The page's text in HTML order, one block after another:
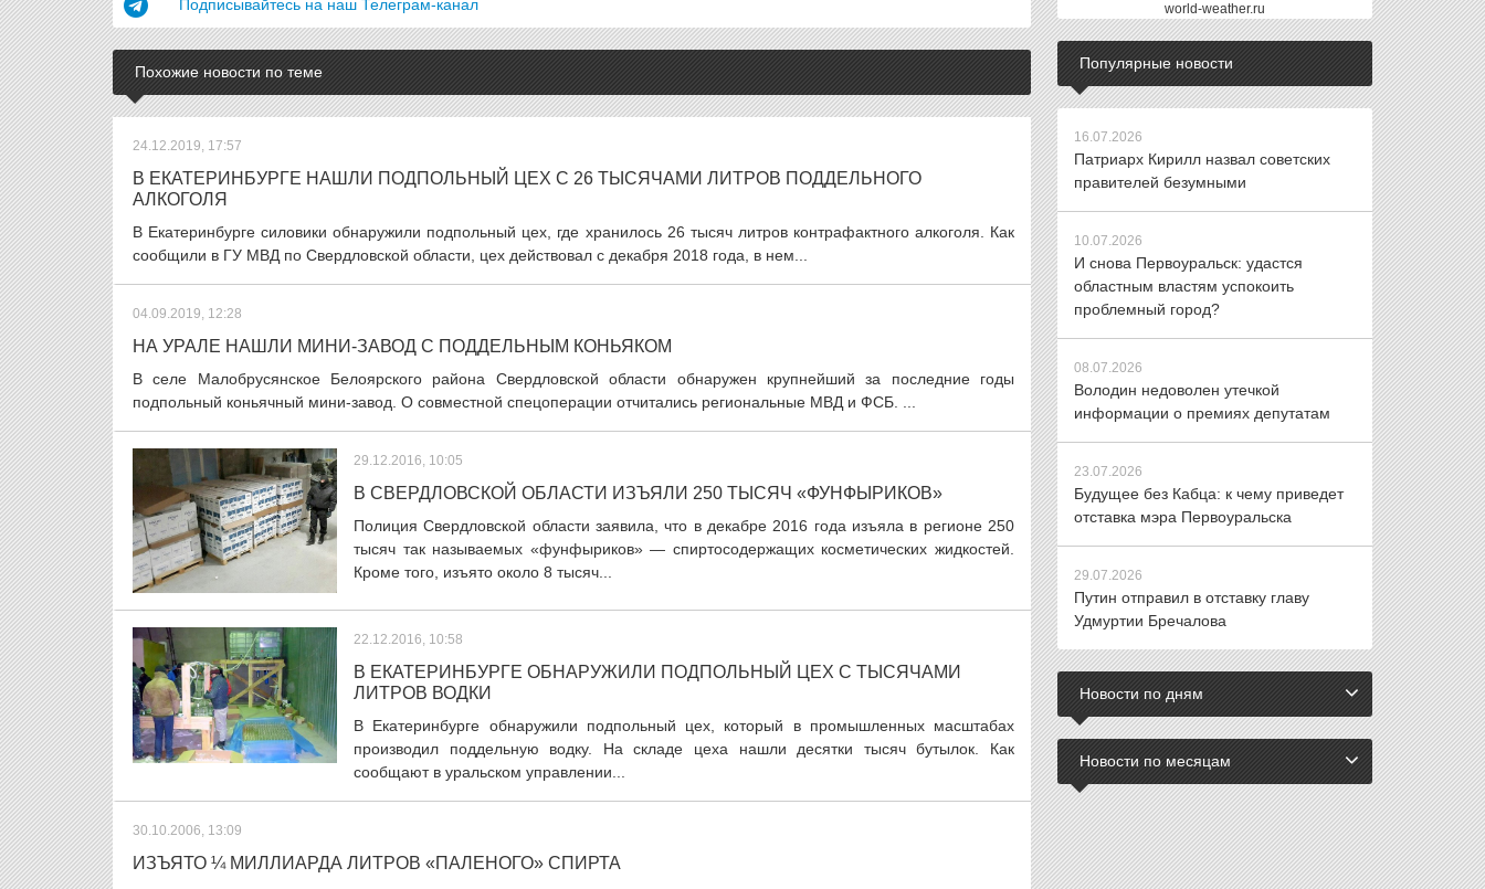
Подписывайтесь на наш Телеграм-канал
Похожие новости по теме
24.12.2019, 17:57
В ЕКАТЕРИНБУРГЕ НАШЛИ ПОДПОЛЬНЫЙ ЦЕХ С 26 ТЫСЯЧАМИ ЛИТРОВ ПОДДЕЛЬНОГО
АЛКОГОЛЯ
В Екатеринбурге силовики обнаружили подпольный цех, где хранилось 26 тысяч литров контрафактного алкоголя. Как
сообщили в ГУ МВД по Свердловской области, цех действовал с декабря 2018 года, в нем...
04.09.2019, 12:28
НА УРАЛЕ НАШЛИ МИНИ-ЗАВОД С ПОДДЕЛЬНЫМ КОНЬЯКОМ
В селе Малобрусянское Белоярского района Свердловской области обнаружен крупнейший за последние годы
подпольный коньячный мини-завод. О совместной спецоперации отчитались региональные МВД и ФСБ. ...
29.12.2016, 10:05
В СВЕРДЛОВСКОЙ ОБЛАСТИ ИЗЪЯЛИ 250 ТЫСЯЧ «ФУНФЫРИКОВ»
Полиция Свердловской области заявила, что в декабре 2016 года изъяла в регионе 250
тысяч так называемых «фунфыриков» — спиртосодержащих косметических жидкостей.
Кроме того, изъято около 8 тысяч...
22.12.2016, 10:58
В ЕКАТЕРИНБУРГЕ ОБНАРУЖИЛИ ПОДПОЛЬНЫЙ ЦЕХ С ТЫСЯЧАМИ
ЛИТРОВ ВОДКИ
В Екатеринбурге обнаружили подпольный цех, который в промышленных масштабах
производил поддельную водку. На складе цеха нашли десятки тысяч бутылок. Как
сообщают в уральском управлении...
30.10.2006, 13:09
ИЗЪЯТО ¼ МИЛЛИАРДА ЛИТРОВ «ПАЛЕНОГО» СПИРТА
world-weather.ru
Популярные новости
16.07.2026
Патриарх Кирилл назвал советских
правителей безумными
10.07.2026
И снова Первоуральск: удастся
областным властям успокоить
проблемный город?
08.07.2026
Володин недоволен утечкой
информации о премиях депутатам
23.07.2026
Будущее без Кабца: к чему приведет
отставка мэра Первоуральска
29.07.2026
Путин отправил в отставку главу
Удмуртии Бречалова
Новости по дням
Новости по месяцам